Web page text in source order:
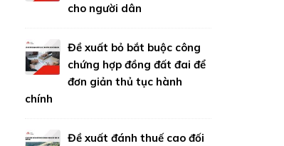
cho người dân
Đề xuất bỏ bắt buộc công
chứng hợp đồng đất đai để
đơn giản thủ tục hành
chính
Đề xuất đánh thuế cao đối